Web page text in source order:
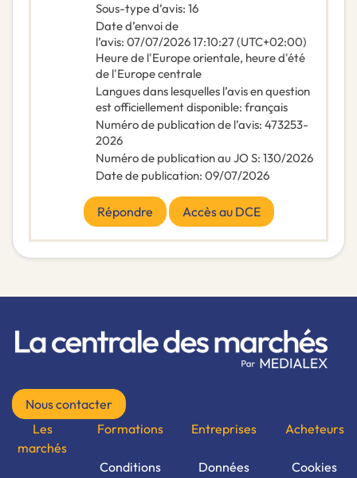
Sous-type d’avis: 16
Date d’envoi de
l’avis: 07/07/202617:10:27 (UTC+02:00)
Heure de l'Europe orientale, heure d'été
de l'Europe centrale
Langues dans lesquelles l’avis en question
est officiellement disponible: français
Numéro de publication de l’avis: 473253-
2026
Numéro de publication au JO S: 130/2026
Date de publication: 09/07/2026
Répondre Accès au DCE
Nous contacter
Les
marchés
Formations
Conditions
Entreprises
Données
Acheteurs
Cookies